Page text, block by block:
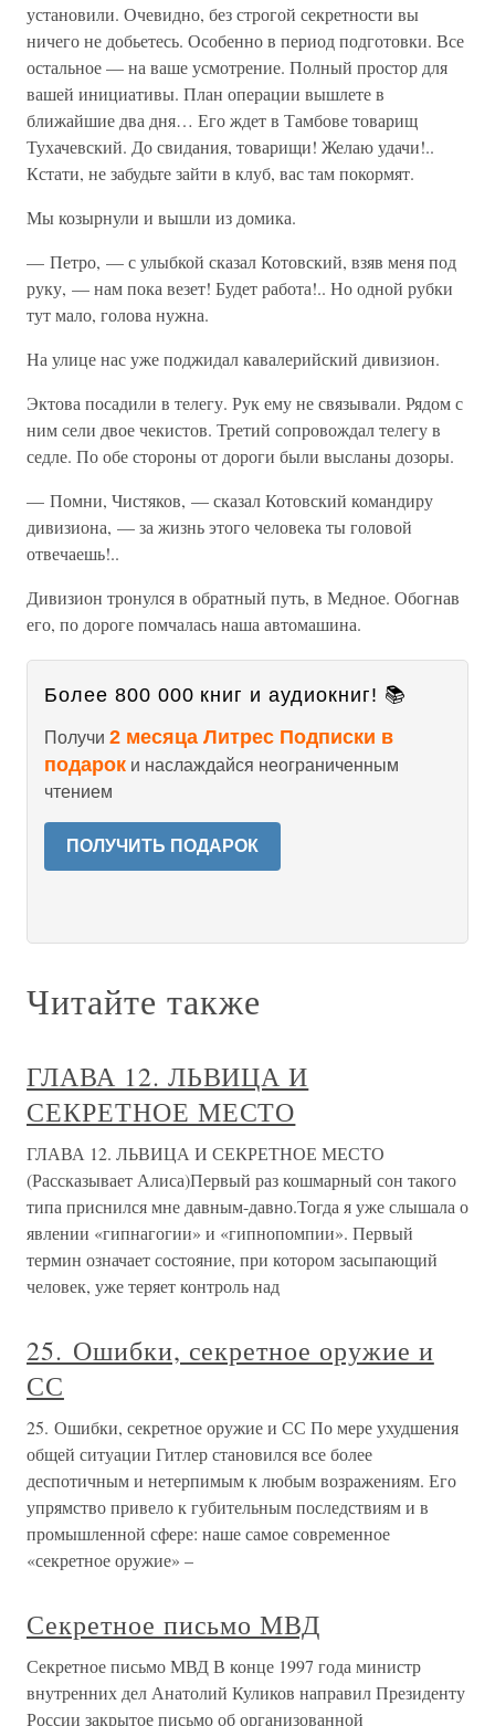
установили. Очевидно, без строгой секретности вы
ничего не добьетесь. Особенно в период подготовки. Все
остальное — на ваше усмотрение. Полный простор для
вашей инициативы. План операции вышлете в
ближайшие два дня… Его ждет в Тамбове товарищ
Тухачевский. До свидания, товарищи! Желаю удачи!..
Кстати, не забудьте зайти в клуб, вас там покормят.
Мы козырнули и вышли из домика.
— Петро, — с улыбкой сказал Котовский, взяв меня под
руку, — нам пока везет! Будет работа!.. Но одной рубки
тут мало, голова нужна.
На улице нас уже поджидал кавалерийский дивизион.
Эктова посадили в телегу. Рук ему не связывали. Рядом с
ним сели двое чекистов. Третий сопровождал телегу в
седле. По обе стороны от дороги были высланы дозоры.
— Помни, Чистяков, — сказал Котовский командиру
дивизиона, — за жизнь этого человека ты головой
отвечаешь!..
Дивизион тронулся в обратный путь, в Медное. Обогнав
его, по дороге помчалась наша автомашина.
Более 800 000 книг и аудиокниг! 📚
Получи 2 месяца Литрес Подписки в
подарок и наслаждайся неограниченным
чтением
ПОЛУЧИТЬ ПОДАРОК
Читайте также
ГЛАВА 12. ЛЬВИЦА И
СЕКРЕТНОЕ МЕСТО
ГЛАВА 12. ЛЬВИЦА И СЕКРЕТНОЕ МЕСТО
(Рассказывает Алиса)Первый раз кошмарный сон такого
типа приснился мне давным-давно.Тогда я уже слышала о
явлении «гипнагогии» и «гипнопомпии». Первый
термин означает состояние, при котором засыпающий
человек, уже теряет контроль над
25. Ошибки, секретное оружие и
СС
25. Ошибки, секретное оружие и СС По мере ухудшения
общей ситуации Гитлер становился все более
деспотичным и нетерпимым к любым возражениям. Его
упрямство привело к губительным последствиям и в
промышленной сфере: наше самое современное
«секретное оружие» –
Секретное письмо МВД
Секретное письмо МВД В конце 1997 года министр
внутренних дел Анатолий Куликов направил Президенту
России закрытое письмо об организованной